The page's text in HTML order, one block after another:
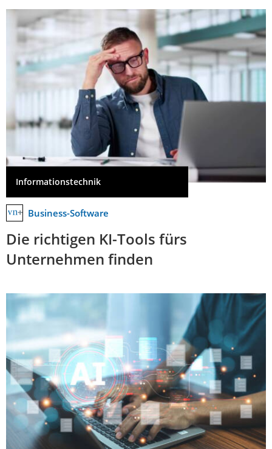
Informationstechnik
Business-Software
Die richtigen KI-Tools fürs
Unternehmen finden